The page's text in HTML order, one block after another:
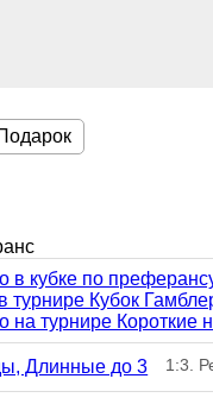
в кубке по
турнире Кубок
на турнире
Длинные до 3 1:3.